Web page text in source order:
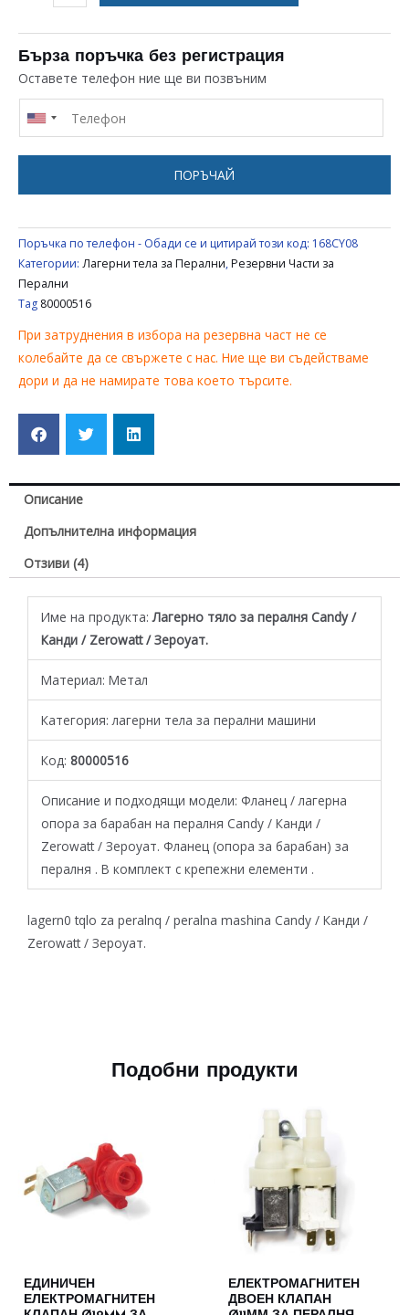
НОСАЧ
ЗА
ПЕРАЛНЯ
CANDY
Бърза поръчка без регистрация
Оставете телефон ние ще ви позвъним
ПОРЪЧАЙ
Поръчка по телефон - Обади се и цитирай този код: 168CY08
Категории: Лагерни тела за Перални,Резервни Части за
Перални
Tag 80000516
При затруднения в избора на резервна част не се
колебайте да се свържете с нас. Ние ще ви съдействаме
дори и да не намирате това което търсите.
Описание
Допълнителна информация
Отзиви (4)
Име на продукта:Лагерно тяло за пералня Candy /
Канди / Zerowatt / Зероуат.
Материал: Метал
Категория: лагерни тела за перални машини
Код: 80000516
Описание и подходящи модели: Фланeц / лагерна
опора за барабан на пералня Candy / Канди /
Zerowatt / Зероуат. Фланец (опора за барабан) за
пералня . В комплект с крепежни елементи .
lagern0 tqlo za peralnq / peralna mashina Candy / Канди /
Zerowatt / Зероуат.
Подобни продукти
ЕДИНИЧЕН
ЕЛЕКТРОМАГНИТЕН
ЕЛЕКТРОМАГНИТЕН
ДВОЕН КЛАПАН